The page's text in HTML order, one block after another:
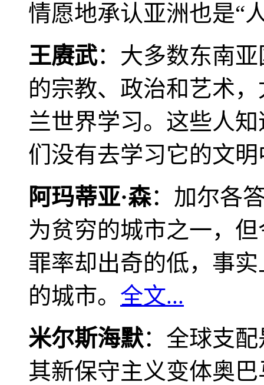
情愿地承认亚洲也是“
王赓武：大多数东南
的宗教、政治和艺术
兰世界学习。这些人
们没有去学习它的文
阿玛蒂亚·森：加尔各
为贫穷的城市之一，
罪率却出奇的低，事
的城市。 全文...
米尔斯海默：全球支
其新保守主义变体奥